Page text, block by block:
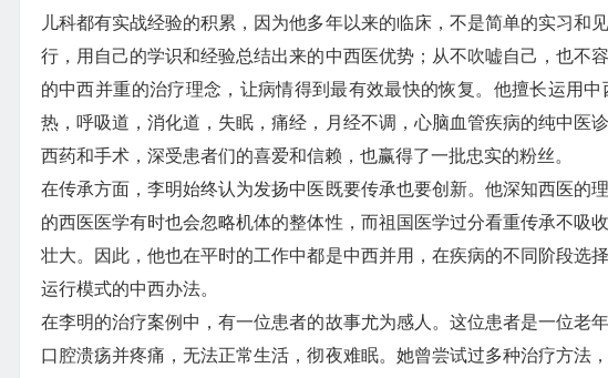
儿科都有实战经验的积累，因为他多年以来的临床，不是简单的实习和
行，用自己的学识和经验总结出来的中西医优势；从不吹嘘自己，也不
的中西并重的治疗理念，让病情得到最有效最快的恢复。他擅长运用
热，呼吸道，消化道，失眠，痛经，月经不调，心脑血管疾病的纯中医
西药和手术，深受患者们的喜爱和信赖，也赢得了一批忠实的粉丝。
在传承方面，李明始终认为发扬中医既要传承也要创新。他深知西医的
的西医医学有时也会忽略机体的整体性，而祖国医学过分看重传承不吸
壮大。因此，他也在平时的工作中都是中西并用，在疾病的不同阶段选
运行模式的中西办法。
在李明的治疗案例中，有一位患者的故事尤为感人。这位患者是一位老
口腔溃疡并疼痛，无法正常生活，彻夜难眠。她曾尝试过多种治疗方法